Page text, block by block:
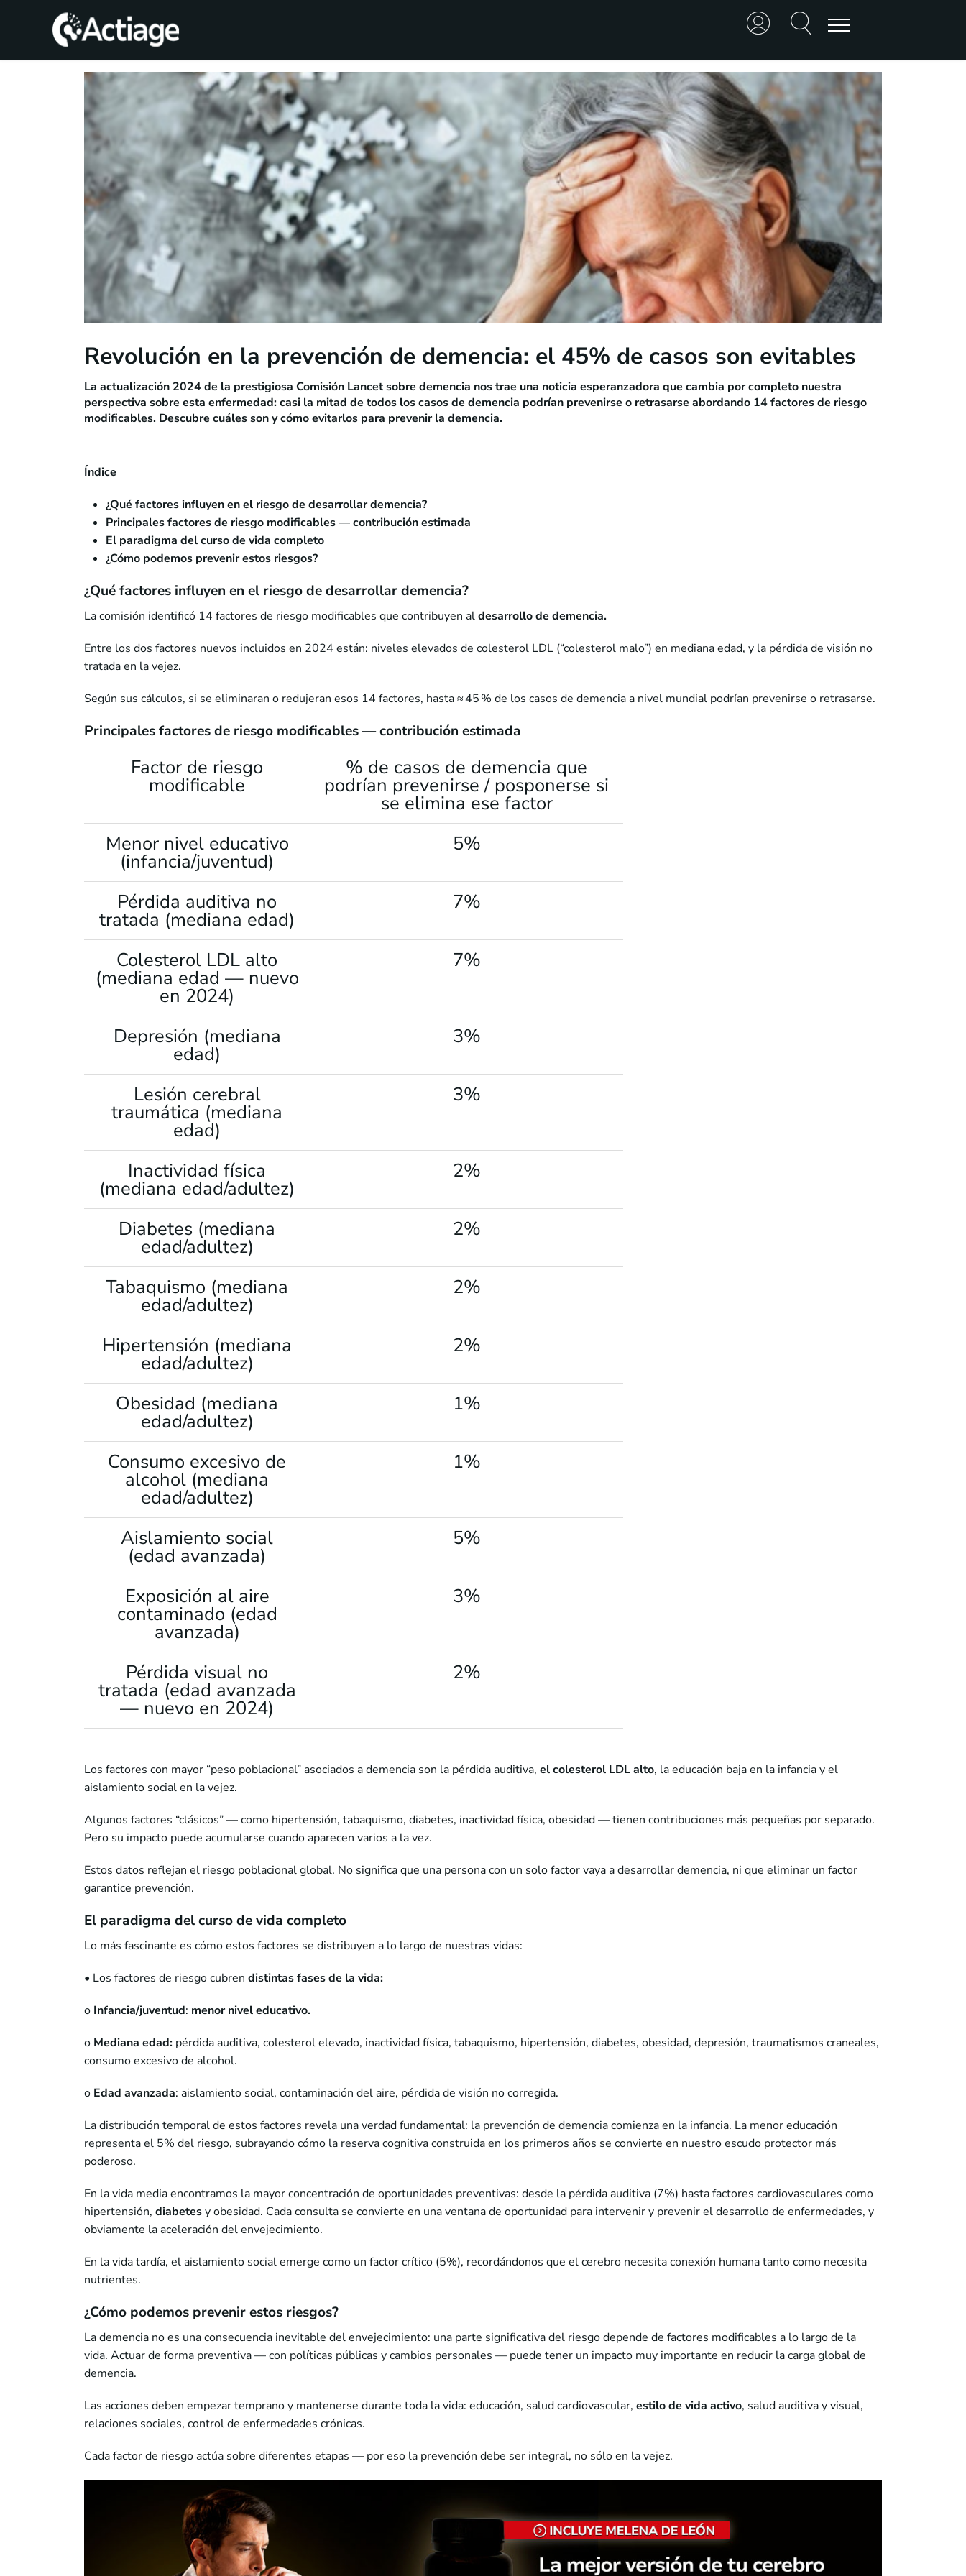
TRATAMIENTOS
Revolución en la prevención de demencia: el 45% de casos son evitables
La actualización 2024 de la prestigiosa Comisión Lancet sobre demencia nos trae una noticia esperanzadora que cambia por completo nuestra
perspectiva sobre esta enfermedad: casi la mitad de todos los casos de demencia podrían prevenirse o retrasarse abordando 14 factores de riesgo
modificables. Descubre cuáles son y cómo evitarlos para prevenir la demencia.
Índice
¿Qué factores influyen en el riesgo de desarrollar demencia?
Principales factores de riesgo modificables — contribución estimada
El paradigma del curso de vida completo
¿Cómo podemos prevenir estos riesgos?
¿Qué factores influyen en el riesgo de desarrollar demencia?
La comisión identificó 14 factores de riesgo modificables que contribuyen aldesarrollo de demencia.
Entre los dos factores nuevos incluidos en 2024 están: niveles elevados de colesterol LDL (“colesterol malo”) en mediana edad, y la pérdida de visión no
tratada en la vejez.
Según sus cálculos, si se eliminaran o redujeran esos 14 factores, hasta ≈ 45 % de los casos de demencia a nivel mundial podrían prevenirse o retrasarse.
Principales factores de riesgo modificables — contribución estimada
Factor de riesgo
modificable
% de casos de demencia que
podrían prevenirse / posponerse si
se elimina ese factor
Menor nivel educativo
(infancia/juventud)
5%
Pérdida auditiva no
tratada (mediana edad)
7%
Colesterol LDL alto
(mediana edad — nuevo
en 2024)
7%
Depresión (mediana
edad)
3%
Lesión cerebral
traumática (mediana
edad)
3%
Inactividad física
(mediana edad/adultez)
2%
Diabetes (mediana
edad/adultez)
2%
Tabaquismo (mediana
edad/adultez)
2%
Hipertensión (mediana
edad/adultez)
2%
Obesidad (mediana
edad/adultez)
1%
Consumo excesivo de
alcohol (mediana
edad/adultez)
1%
Aislamiento social
(edad avanzada)
5%
Exposición al aire
contaminado (edad
avanzada)
3%
Pérdida visual no
tratada (edad avanzada
— nuevo en 2024)
2%
Los factores con mayor “peso poblacional” asociados a demencia son la pérdida auditiva, el colesterol LDL alto, la educación baja en la infancia y el
aislamiento social en la vejez.
Algunos factores “clásicos” — como hipertensión, tabaquismo, diabetes, inactividad física, obesidad — tienen contribuciones más pequeñas por separado.
Pero su impacto puede acumularse cuando aparecen varios a la vez.
Estos datos reflejan el riesgo poblacional global. No significa que una persona con un solo factor vaya a desarrollar demencia, ni que eliminar un factor
garantice prevención.
El paradigma del curso de vida completo
Lo más fascinante es cómo estos factores se distribuyen a lo largo de nuestras vidas:
• Los factores de riesgo cubren distintas fases de la vida:
o Infancia/juventud: menor nivel educativo.
o Mediana edad: pérdida auditiva, colesterol elevado, inactividad física, tabaquismo, hipertensión, diabetes, obesidad, depresión, traumatismos craneales,
consumo excesivo de alcohol.
o Edad avanzada: aislamiento social, contaminación del aire, pérdida de visión no corregida.
La distribución temporal de estos factores revela una verdad fundamental: la prevención de demencia comienza en la infancia. La menor educación
representa el 5% del riesgo, subrayando cómo la reserva cognitiva construida en los primeros años se convierte en nuestro escudo protector más
poderoso.
En la vida media encontramos la mayor concentración de oportunidades preventivas: desde la pérdida auditiva (7%) hasta factores cardiovasculares como
hipertensión, diabetesy obesidad. Cada consulta se convierte en una ventana de oportunidad para intervenir y prevenir el desarrollo de enfermedades, y
obviamente la aceleración del envejecimiento.
En la vida tardía, el aislamiento social emerge como un factor crítico (5%), recordándonos que el cerebro necesita conexión humana tanto como necesita
nutrientes.
¿Cómo podemos prevenir estos riesgos?
La demencia no es una consecuencia inevitable del envejecimiento: una parte significativa del riesgo depende de factores modificables a lo largo de la
vida. Actuar de forma preventiva — con políticas públicas y cambios personales — puede tener un impacto muy importante en reducir la carga global de
demencia.
Las acciones deben empezar temprano y mantenerse durante toda la vida: educación, salud cardiovascular, estilo de vida activo, salud auditiva y visual,
relaciones sociales, control de enfermedades crónicas.
Cada factor de riesgo actúa sobre diferentes etapas — por eso la prevención debe ser integral, no sólo en la vejez.